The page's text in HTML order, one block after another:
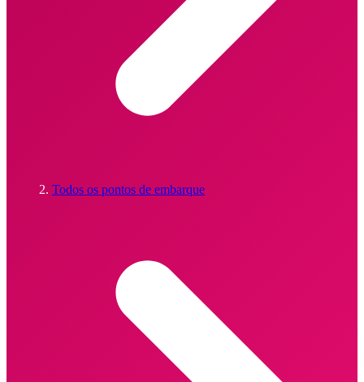
Todos os pontos de embarque